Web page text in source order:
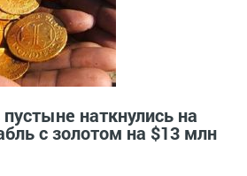
наткнулись на
с золотом на $13 млн